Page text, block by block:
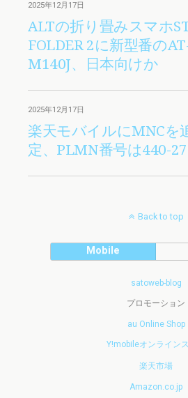
2025年12月17日
ALTの折り畳みスマホ
FOLDER 2に新型番の
M140J、日本向けか
2025年12月17日
楽天モバイルにMNCを
定、PLMN番号は440-
Back to top
Mobile
satoweb-blog
プロモーション
au Online Shop
Y!mobileオンライン
楽天市場
Amazon.co.jp